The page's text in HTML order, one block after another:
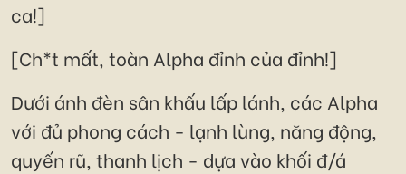
ca!]
[Ch*t mất, toàn Alpha đỉnh của đỉnh!]
Dưới ánh đèn sân khấu lấp lánh, các Alpha
với đủ phong cách - lạnh lùng, năng động,
quyến rũ, thanh lịch - dựa vào khối đ/á